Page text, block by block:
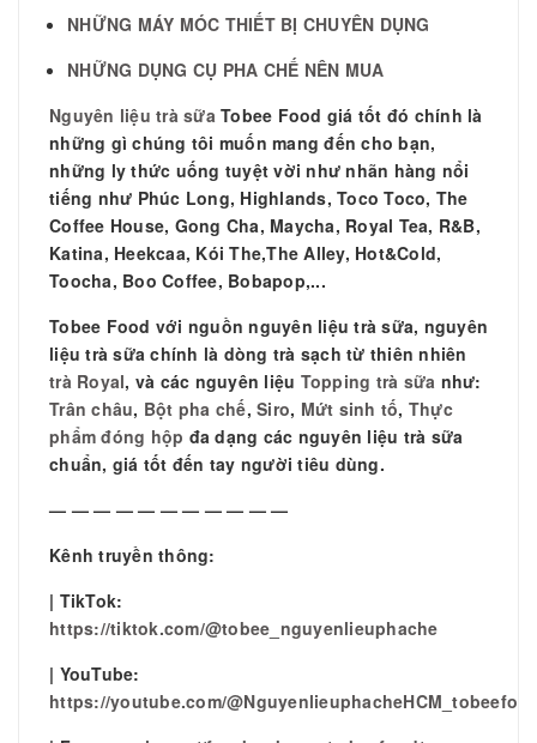
NHỮNG MÁY MÓC THIẾT BỊ CHUYÊN DỤNG
NHỮNG DỤNG CỤ PHA CHẾ NÊN MUA
Nguyên liệu trà sữa Tobee Food giá tốt đó chính là
những gì chúng tôi muốn mang đến cho bạn,
những ly thức uống tuyệt vời như nhãn hàng nổi
tiếng như Phúc Long, Highlands, Toco Toco, The
Coffee House, Gong Cha, Maycha, Royal Tea, R&B,
Katina, Heekcaa, Kói The,The Alley, Hot&Cold,
Toocha, Boo Coffee, Bobapop,...
Tobee Food với nguồn nguyên liệu trà sữa, nguyên
liệu trà sữa chính là dòng trà sạch từ thiên nhiên
trà Royal, và các nguyên liệu Topping trà sữa như:
Trân châu, Bột pha chế, Siro, Mứt sinh tố, Thực
phẩm đóng hộp đa dạng các nguyên liệu trà sữa
chuẩn, giá tốt đến tay người tiêu dùng.
— — — — — — — — — — —
Kênh truyền thông:
| TikTok:
https://tiktok.com/@tobee_nguyenlieuphache
| YouTube:
https://youtube.com/